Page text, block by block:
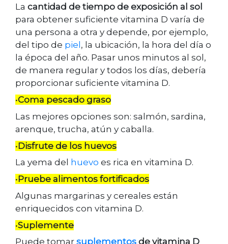
La cantidad de tiempo de exposición al sol
para obtener suficiente vitamina D varía de
una persona a otra y depende, por ejemplo,
del tipo de piel , la ubicación, la hora del día o
la época del año. Pasar unos minutos al sol,
de manera regular y todos los días, debería
proporcionar suficiente vitamina D.
•Coma pescado graso
Las mejores opciones son: salmón, sardina,
arenque, trucha, atún y caballa.
•Disfrute de los huevos
La yema del
huevo es rica en vitamina D.
•Pruebe alimentos fortificados
Algunas margarinas y cereales están
enriquecidos con vitamina D.
•Suplemente
Puede tomar suplementos de vitamina D